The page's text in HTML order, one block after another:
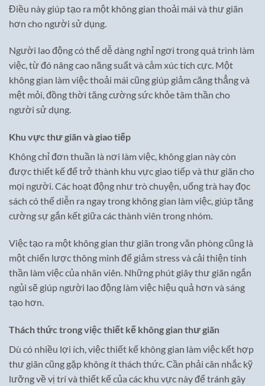
Điều này giúp tạo ra một không gian thoải mái và thư giãn
hơn cho người sử dụng.
Người lao động có thể dễ dàng nghỉ ngơi trong quá trình làm
việc, từ đó nâng cao năng suất và cảm xúc tích cực. Một
không gian làm việc thoải mái cũng giúp giảm căng thẳng và
mệt mỏi, đồng thời tăng cường sức khỏe tâm thần cho
người sử dụng.
Khu vực thư giãn và giao tiếp
Không chỉ đơn thuần là nơi làm việc, không gian này còn
được thiết kế để trở thành khu vực giao tiếp và thư giãn cho
mọi người. Các hoạt động như trò chuyện, uống trà hay đọc
sách có thể diễn ra ngay trong không gian làm việc, giúp tăng
cường sự gắn kết giữa các thành viên trong nhóm.
Việc tạo ra một không gian thư giãn trong văn phòng cũng là
một chiến lược thông minh để giảm stress và cải thiện tinh
thần làm việc của nhân viên. Những phút giây thư giãn ngắn
ngủi sẽ giúp người lao động làm việc hiệu quả hơn và sáng
tạo hơn.
Thách thức trong việc thiết kế không gian thư giãn
Dù có nhiều lợi ích, việc thiết kế không gian làm việc kết hợp
thư giãn cũng gặp không ít thách thức. Cần phải cân nhắc kỹ
lưỡng về vị trí và thiết kế của các khu vực này để tránh gây